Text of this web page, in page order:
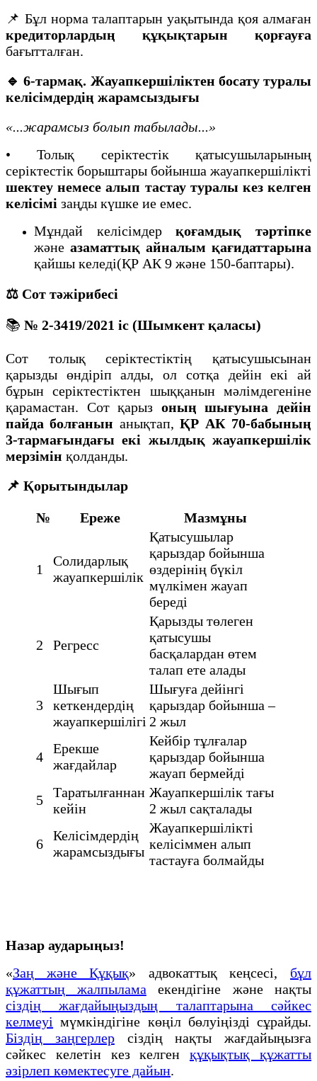
📌 Бұл норма талаптарын уақытында қоя алмаған
кредиторлардың құқықтарын қорғауға
бағытталған.
🔹 6-тармақ. Жауапкершіліктен босату туралы
келісімдердің жарамсыздығы
«...жарамсыз болып табылады...»
• Толық серіктестік қатысушыларының
серіктестік борыштары бойынша жауапкершілікті
шектеу немесе алып тастау туралы кез келген
келісімі заңды күшке ие емес.
Мұндай келісімдерқоғамдық тәртіпке
және азаматтық айналым қағидаттарына
қайшы келеді(ҚР АК 9 және 150-баптары).
⚖️ Сот тәжірибесі
📚 № 2-3419/2021 іс (Шымкент қаласы)
Сот толық серіктестіктің қатысушысынан
қарызды өндіріп алды, ол сотқа дейін екі ай
бұрын серіктестіктен шыққанын мәлімдегеніне
қарамастан. Сот қарыз оның шығуына дейін
пайда болғанын анықтап,ҚР АК 70-бабының
3-тармағындағы екі жылдық жауапкершілік
мерзімін қолданды.
📌 Қорытындылар
№ Ереже Мазмұны
1
Солидарлық
жауапкершілік
Қатысушылар
қарыздар бойынша
өздерінің бүкіл
мүлкімен жауап
береді
2 Регресс
Қарызды төлеген
қатысушы
басқалардан өтем
талап ете алады
3
Шығып
кеткендердің
жауапкершілігі
Шығуға дейінгі
қарыздар бойынша –
2 жыл
4
Ерекше
жағдайлар
Кейбір тұлғалар
қарыздар бойынша
жауап бермейді
5
Таратылғаннан
кейін
Жауапкершілік тағы
2 жыл сақталады
6
Келісімдердің
жарамсыздығы
Жауапкершілікті
келісіммен алып
тастауға болмайды
Назар аударыңыз!
«Заң және Құқық» адвокаттық кеңсесі, бұл
құжаттың жалпылама екендігіне және нақты
сіздің жағдайыңыздың талаптарына сәйкес
келмеуі мүмкіндігіне көңіл бөлуіңізді сұрайды.
Біздің заңгерлерсіздің нақты жағдайыңызға
сәйкес келетін кез келгенқұқықтық құжатты
әзірлеп көмектесуге дайын.